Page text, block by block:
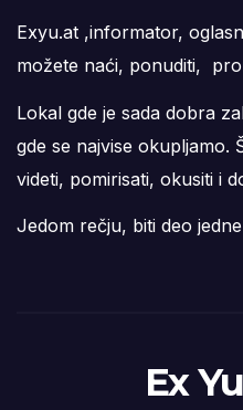
Exyu.at ,informator,
možete naći, ponuditi,
Lokal gde je sada dobra
gde se najvise okupljamo.
videti, pomirisati, okusiti i
Jedom rečju, biti deo
Ex